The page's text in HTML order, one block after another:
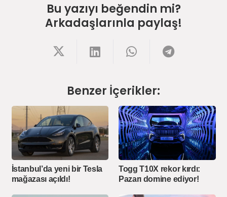
Bu yazıyı beğendin mi?
Arkadaşlarınla paylaş!
Benzer İçerikler:
İstanbul’da yeni bir Tesla
mağazası açıldı!
Togg T10X rekor kırdı:
Pazarı domine ediyor!